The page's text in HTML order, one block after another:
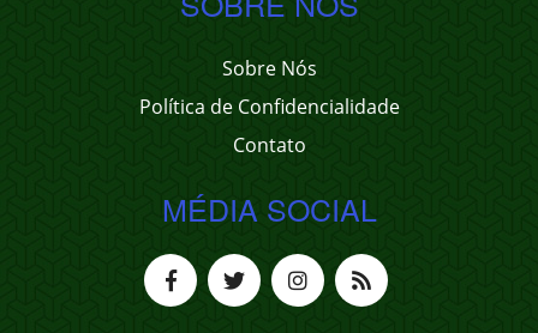
Sobre Nós
Política de Confidencialidade
Contato
MÉDIA SOCIAL